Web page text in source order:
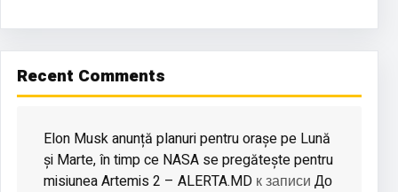
Recent Comments
Elon Musk anunță planuri pentru orașe pe Lună
și Marte, în timp ce NASA se pregătește pentru
misiunea Artemis 2 – ALERTA.MD к записи До